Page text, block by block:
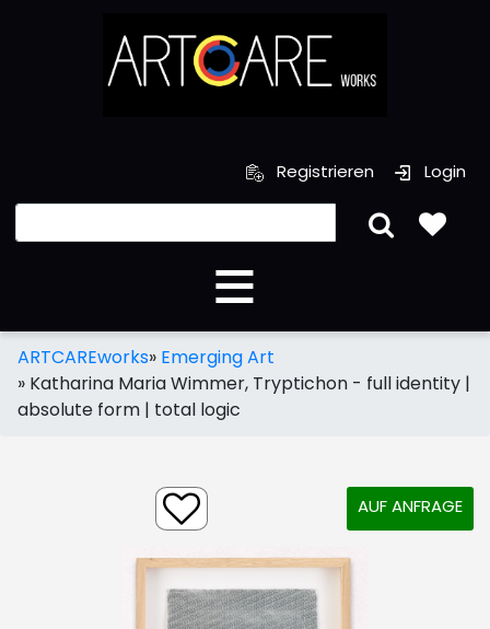
Registrieren Login
ARTCAREworks» Emerging Art
» Katharina Maria Wimmer, Tryptichon - full identity |
absolute form | total logic
AUF ANFRAGE